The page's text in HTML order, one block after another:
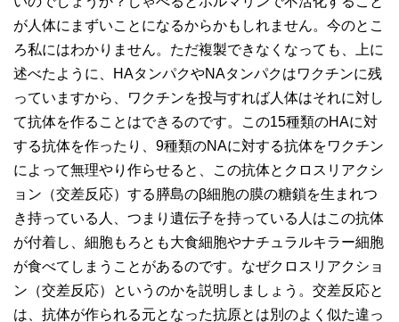
が人体にまずいことになるからかもしれません。今のとこ
ろ私にはわかりません。ただ複製できなくなっても、上に
述べたように、HAタンパクやNAタンパクはワクチンに残
っていますから、ワクチンを投与すれば人体はそれに対し
て抗体を作ることはできるのです。この15種類のHAに対
する抗体を作ったり、9種類のNAに対する抗体をワクチン
によって無理やり作らせると、この抗体とクロスリアクシ
ョン（交差反応）する膵島のβ細胞の膜の糖鎖を生まれつ
き持っている人、つまり遺伝子を持っている人はこの抗体
が付着し、細胞もろとも大食細胞やナチュラルキラー細胞
が食べてしまうことがあるのです。なぜクロスリアクショ
ン（交差反応）というのかを説明しましょう。交差反応と
は、抗体が作られる元となった抗原とは別のよく似た違っ